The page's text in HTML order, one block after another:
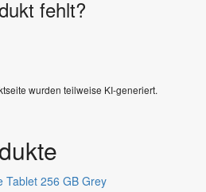
fehlt?
wurden teilweise KI-generiert.